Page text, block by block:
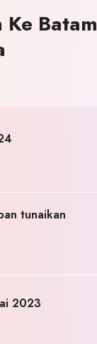
Batam
tunaikan
2023